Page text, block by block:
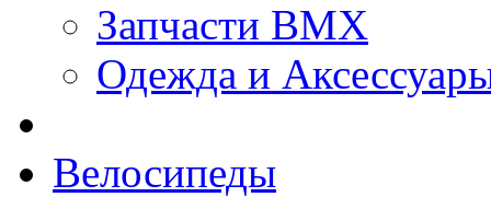
Запчасти BMX
Одежда и
Велосипеды